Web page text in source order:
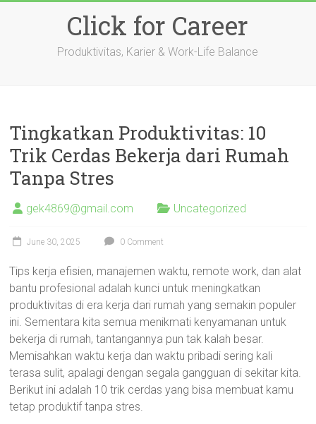
Click for Career
Produktivitas, Karier & Work-Life Balance
Tingkatkan Produktivitas: 10
Trik Cerdas Bekerja dari Rumah
Tanpa Stres
gek4869@gmail.com Uncategorized
June 30, 2025 0 Comment
Tips kerja efisien, manajemen waktu, remote work, dan alat
bantu profesional adalah kunci untuk meningkatkan
produktivitas di era kerja dari rumah yang semakin populer
ini. Sementara kita semua menikmati kenyamanan untuk
bekerja di rumah, tantangannya pun tak kalah besar.
Memisahkan waktu kerja dan waktu pribadi sering kali
terasa sulit, apalagi dengan segala gangguan di sekitar kita.
Berikut ini adalah 10 trik cerdas yang bisa membuat kamu
tetap produktif tanpa stres.